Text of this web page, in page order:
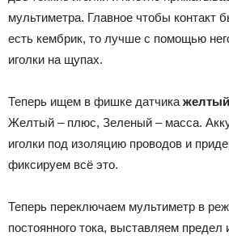
мультиметра. Главное чтобы контакт
есть кембрик, то лучше с помощью
иголки на щупах.
Теперь ищем в фишке датчика
Желтый – плюс, Зеленый – масса.
иголки под изоляцию проводов и
фиксируем всё это.
Теперь переключаем мультиметр в
постоянного тока, выставляем